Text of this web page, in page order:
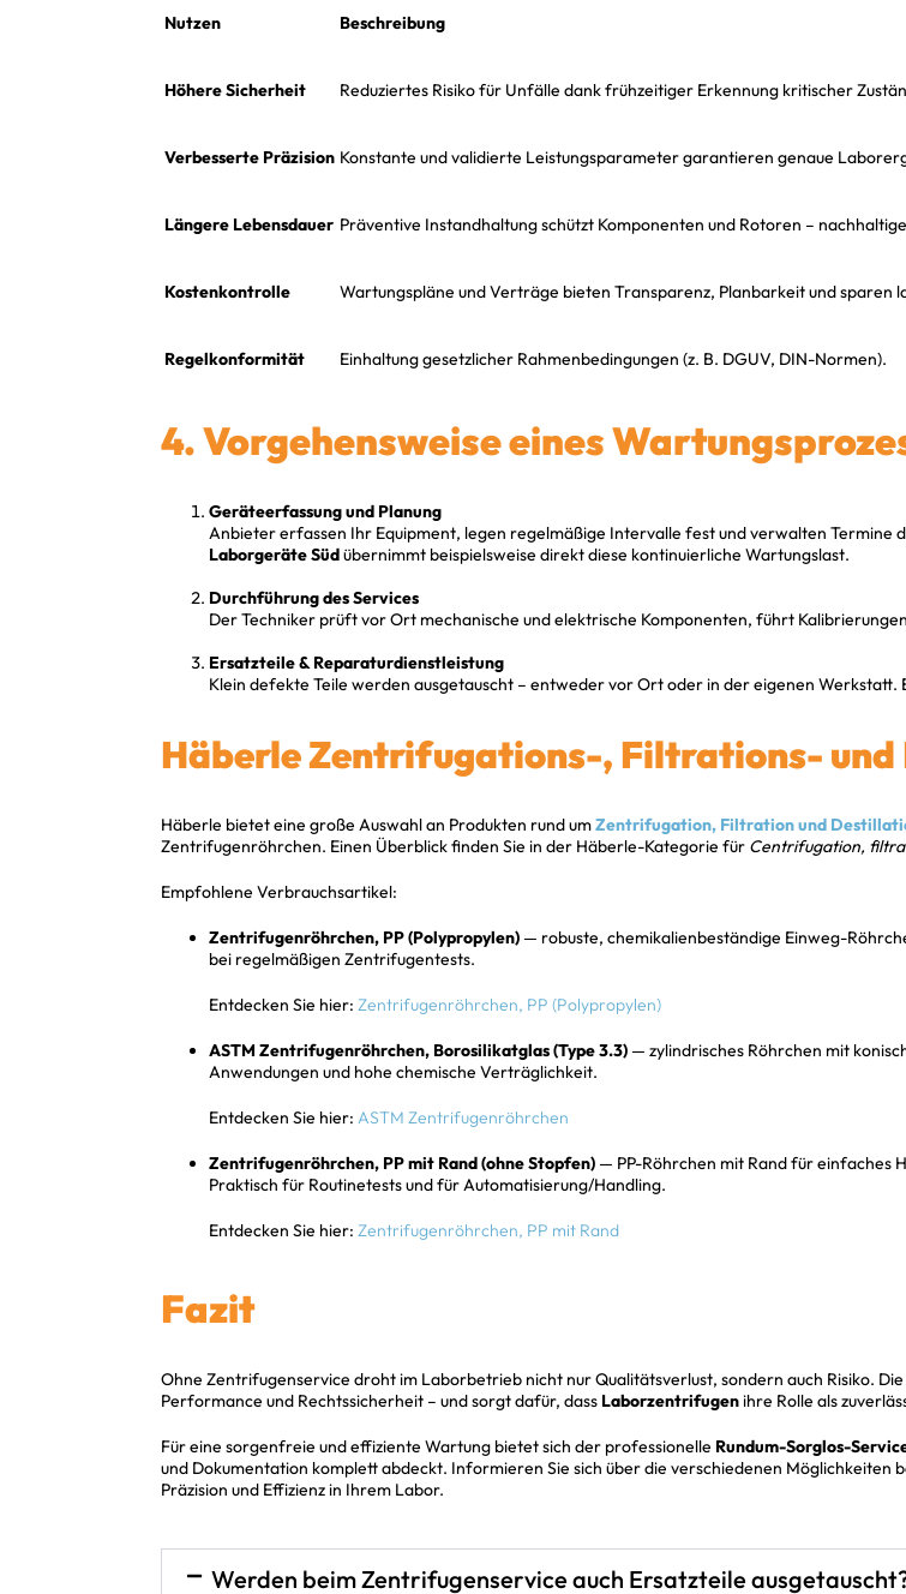
Nutzen Beschreibung
Höhere Sicherheit Reduziertes Risiko für Unfälle dank frühzeitiger Erkennung kritischer
Verbesserte Präzision Konstante und validierte Leistungsparameter garantieren genaue
Längere Lebensdauer Präventive Instandhaltung schützt Komponenten und Rotoren –
Kostenkontrolle Wartungspläne und Verträge bieten Transparenz, Planbarkeit und sparen
Regelkonformität Einhaltung gesetzlicher Rahmenbedingungen (z. B. DGUV, DIN-Normen).
4. Vorgehensweise eines
Geräteerfassung und Planung
Anbieter erfassen Ihr Equipment, legen regelmäßige Intervalle fest und verwalten Termine
Laborgeräte Südübernimmt beispielsweise direkt diese kontinuierliche Wartungslast.
Durchführung des Services
Der Techniker prüft vor Ort mechanische und elektrische Komponenten, führt
Ersatzteile & Reparaturdienstleistung
Klein defekte Teile werden ausgetauscht – entweder vor Ort oder in der eigenen
Häberle Zentrifugations-, Filtrations- und
Häberle bietet eine große Auswahl an Produkten rund umZentrifugation, Filtration und
Zentrifugenröhrchen. Einen Überblick finden Sie in der Häberle-Kategorie für Centrifugation,
Empfohlene Verbrauchsartikel:
Zentrifugenröhrchen, PP (Polypropylen) — robuste, chemikalienbeständige Einweg-
bei regelmäßigen Zentrifugentests.
Entdecken Sie hier:Zentrifugenröhrchen, PP (Polypropylen)
ASTM Zentrifugenröhrchen, Borosilikatglas (Type 3.3) — zylindrisches Röhrchen mit
Anwendungen und hohe chemische Verträglichkeit.
Entdecken Sie hier: ASTM Zentrifugenröhrchen
Zentrifugenröhrchen, PP mit Rand (ohne Stopfen) — PP-Röhrchen mit Rand für einfaches
Praktisch für Routinetests und für Automatisierung/Handling.
Entdecken Sie hier:Zentrifugenröhrchen, PP mit Rand
Fazit
Ohne Zentrifugenservice droht im Laborbetrieb nicht nur Qualitätsverlust, sondern auch Risiko.
Performance und Rechtssicherheit – und sorgt dafür, dass Laborzentrifugenihre Rolle als
Für eine sorgenfreie und effiziente Wartung bietet sich der professionelle Rundum-Sorglos-
und Dokumentation komplett abdeckt. Informieren Sie sich über die verschiedenen Möglichkeiten
Präzision und Effizienz in Ihrem Labor.
Werden beim Zentrifugenservice auch Ersatzteile